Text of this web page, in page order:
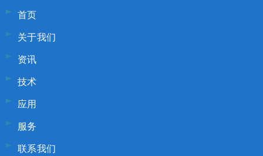
首页
关于我们
资讯
技术
应用
服务
联系我们